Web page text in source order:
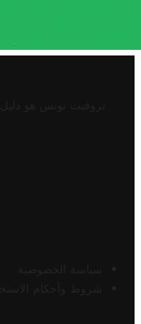
تروفيت تونس هو
سياسة الخصوصية
شروط وأحكام